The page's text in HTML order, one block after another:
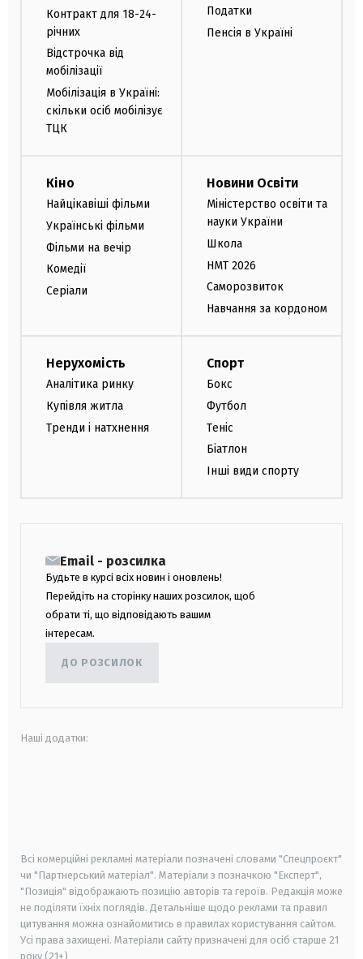
Контракт для 18-24-
річних
Відстрочка від
мобілізації
Мобілізація в Україні:
скільки осіб мобілізує
ТЦК
Податки
Пенсія в Україні
Кіно
Найцікавіші фільми
Українські фільми
Фільми на вечір
Комедії
Серіали
Новини Освіти
Міністерство освіти та
науки України
Школа
НМТ 2026
Саморозвиток
Навчання за кордоном
Нерухомість
Аналітика ринку
Купівля житла
Тренди і натхнення
Спорт
Бокс
Футбол
Теніс
Біатлон
Інші види спорту
Email - розсилка
Будьте в курсі всіх новин і оновлень!
Перейдіть на сторінку наших розсилок, щоб
обрати ті, що відповідають вашим
інтересам.
ДО РОЗСИЛОК
Наші додатки:
Всі комерційні рекламні матеріали позначені словами "Спецпроєкт"
чи "Партнерський матеріал". Матеріали з позначкою "Експерт",
"Позиція" відображають позицію авторів та героїв. Редакція може
не поділяти їхніх поглядів. Детальніше щодо реклами та правил
цитування можна ознайомитись в правилах користування сайтом.
Усі права захищені. Матеріали сайту призначені для осіб старше 21
року (21+)